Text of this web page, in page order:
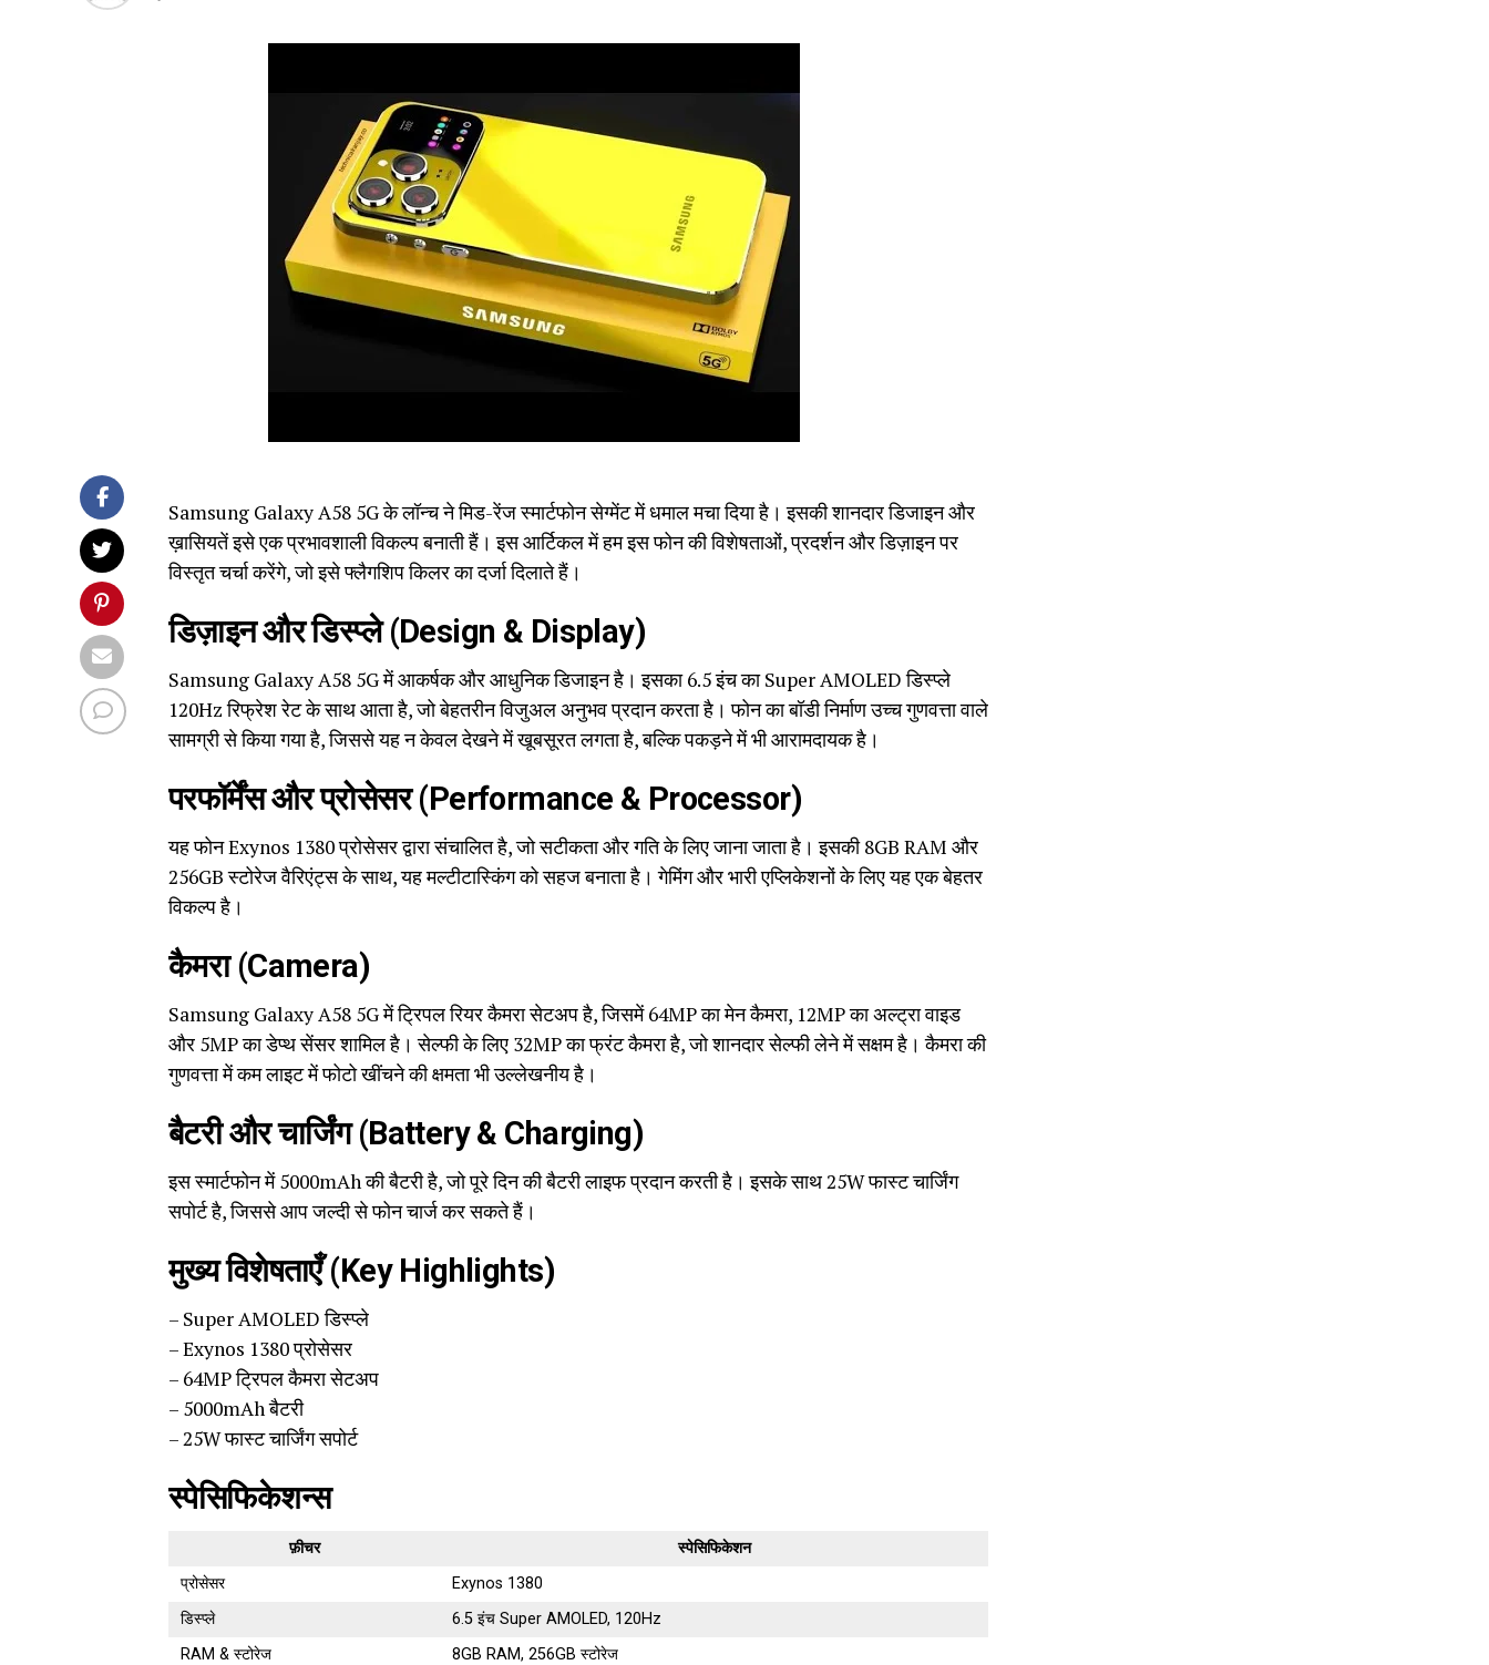
Samsung Galaxy A58 5G के लॉन्च ने मिड-रेंज स्मार्टफोन सेग्मेंट में धमाल मचा दिया है। इसकी शानदार डिजाइन और
ख़ासियतें इसे एक प्रभावशाली विकल्प बनाती हैं। इस आर्टिकल में हम इस फोन की विशेषताओं, प्रदर्शन और डिज़ाइन पर
विस्तृत चर्चा करेंगे, जो इसे फ्लैगशिप किलर का दर्जा दिलाते हैं।
डिज़ाइन और डिस्प्ले (Design & Display)
Samsung Galaxy A58 5G में आकर्षक और आधुनिक डिजाइन है। इसका 6.5 इंच का Super AMOLED डिस्प्ले
120Hz रिफ्रेश रेट के साथ आता है, जो बेहतरीन विजुअल अनुभव प्रदान करता है। फोन का बॉडी निर्माण उच्च गुणवत्ता वाले
सामग्री से किया गया है, जिससे यह न केवल देखने में खूबसूरत लगता है, बल्कि पकड़ने में भी आरामदायक है।
परफॉर्मेंस और प्रोसेसर (Performance & Processor)
यह फोन Exynos 1380 प्रोसेसर द्वारा संचालित है, जो सटीकता और गति के लिए जाना जाता है। इसकी 8GB RAM और
256GB स्टोरेज वैरिएंट्स के साथ, यह मल्टीटास्किंग को सहज बनाता है। गेमिंग और भारी एप्लिकेशनों के लिए यह एक बेहतर
विकल्प है।
कैमरा (Camera)
Samsung Galaxy A58 5G में ट्रिपल रियर कैमरा सेटअप है, जिसमें 64MP का मेन कैमरा, 12MP का अल्ट्रा वाइड
और 5MP का डेप्थ सेंसर शामिल है। सेल्फी के लिए 32MP का फ्रंट कैमरा है, जो शानदार सेल्फी लेने में सक्षम है। कैमरा की
गुणवत्ता में कम लाइट में फोटो खींचने की क्षमता भी उल्लेखनीय है।
बैटरी और चार्जिंग (Battery & Charging)
इस स्मार्टफोन में 5000mAh की बैटरी है, जो पूरे दिन की बैटरी लाइफ प्रदान करती है। इसके साथ 25W फास्ट चार्जिंग
सपोर्ट है, जिससे आप जल्दी से फोन चार्ज कर सकते हैं।
मुख्य विशेषताएँ (Key Highlights)
– Super AMOLED डिस्प्ले
– Exynos 1380 प्रोसेसर
– 64MP ट्रिपल कैमरा सेटअप
– 5000mAh बैटरी
– 25W फास्ट चार्जिंग सपोर्ट
स्पेसिफिकेशन्स
फ़ीचर
स्पेसिफिकेशन
प्रोसेसर
Exynos 1380
डिस्प्ले
6.5 इंच Super AMOLED, 120Hz
RAM & स्टोरेज
8GB RAM, 256GB स्टोरेज